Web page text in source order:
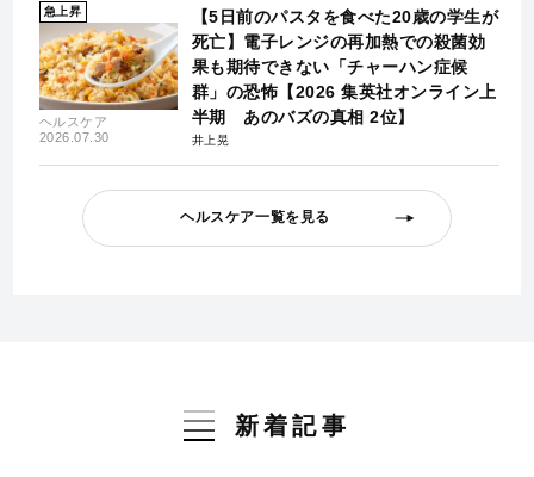
急上昇
ヘルスケア
2026.07.30
【5日前のパスタを食べた20歳の学生が
死亡】電子レンジの再加熱での殺菌効
果も期待できない「チャーハン症候
群」の恐怖【2026 集英社オンライン上
半期 あのバズの真相 2位】
井上晃
ヘルスケア一覧を見る
新着記事